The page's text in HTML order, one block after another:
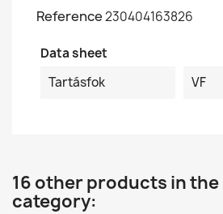
Reference230404163826
Data sheet
Tartásfok
VF
16 other products in the
category: